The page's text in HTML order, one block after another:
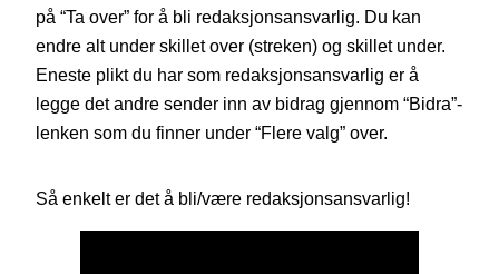
på “Ta over” for å bli redaksjonsansvarlig. Du kan
endre alt under skillet over (streken) og skillet under.
Eneste plikt du har som redaksjonsansvarlig er å
legge det andre sender inn av bidrag gjennom “Bidra”-
lenken som du finner under “Flere valg” over.
Så enkelt er det å bli/være redaksjonsansvarlig!